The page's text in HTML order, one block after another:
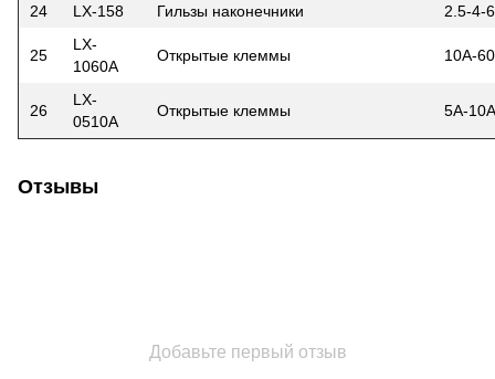
24
LX-158 Гильзы наконечники 2.5-4-
25
LX-
1060A
Открытые клеммы 10A-
26
LX-
0510A
Открытые клеммы 5A-10A
Отзывы
Добавьте первый отзыв